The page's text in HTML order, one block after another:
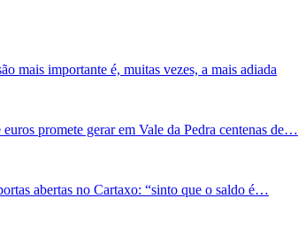
mais importante é, muitas vezes, a mais adiada
promete gerar em Vale da Pedra centenas de…
abertas no Cartaxo: “sinto que o saldo é…